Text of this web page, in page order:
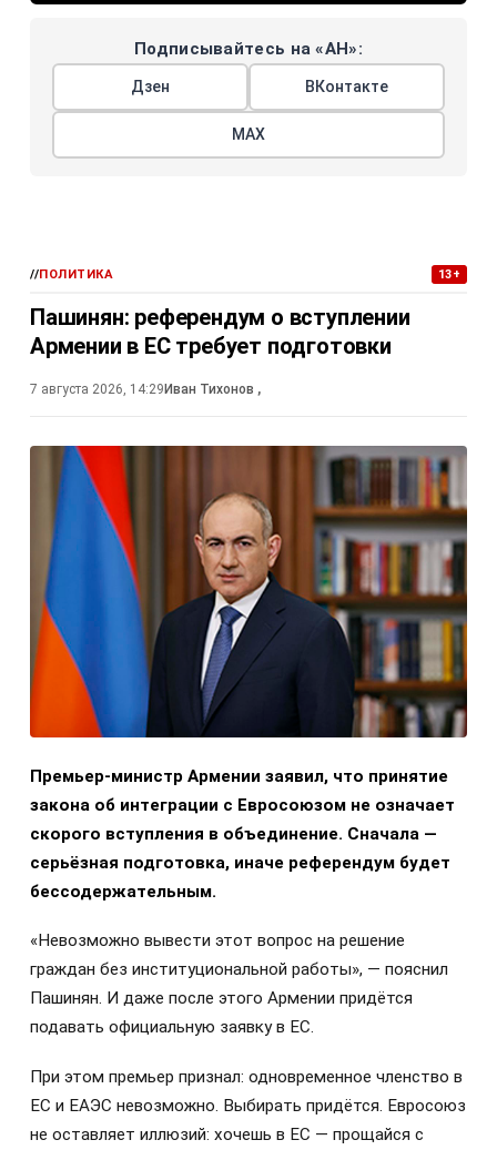
Подписывайтесь на «АН»:
Дзен ВКонтакте
МАХ
//ПОЛИТИКА 13+
Пашинян: референдум о вступлении
Армении в ЕС требует подготовки
7 августа 2026, 14:29 Иван Тихонов ,
Премьер-министр Армении заявил, что принятие
закона об интеграции с Евросоюзом не означает
скорого вступления в объединение. Сначала —
серьёзная подготовка, иначе референдум будет
бессодержательным.
«Невозможно вывести этот вопрос на решение
граждан без институциональной работы», — пояснил
Пашинян. И даже после этого Армении придётся
подавать официальную заявку в ЕС.
При этом премьер признал: одновременное членство в
ЕС и ЕАЭС невозможно. Выбирать придётся. Евросоюз
не оставляет иллюзий: хочешь в ЕС — прощайся с